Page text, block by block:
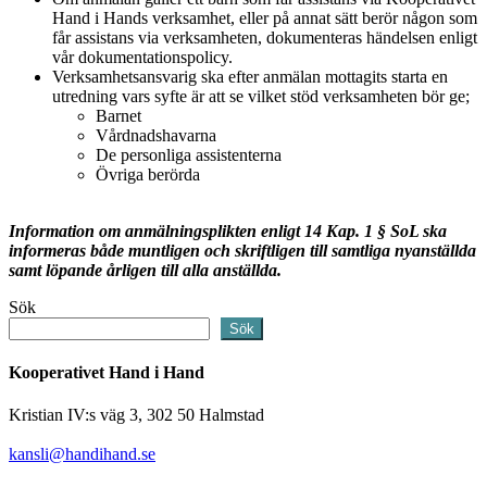
Hand i Hands verksamhet, eller på annat sätt berör någon som
får assistans via verksamheten, dokumenteras händelsen enligt
vår dokumentationspolicy.
Verksamhetsansvarig ska efter anmälan mottagits starta en
utredning vars syfte är att se vilket stöd verksamheten bör ge;
Barnet
Vårdnadshavarna
De personliga assistenterna
Övriga berörda
Information om anmälningsplikten enligt 14 Kap. 1 § SoL ska
informeras både muntligen och skriftligen till samtliga nyanställda
samt löpande årligen till alla anställda.
Sök
Sök
Kooperativet Hand i Hand
Kristian IV:s väg 3, 302 50 Halmstad
kansli@handihand.se